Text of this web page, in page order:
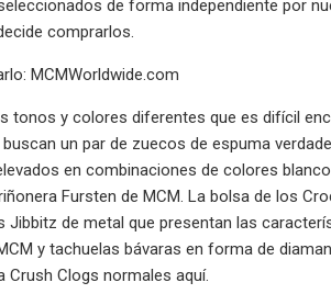
de forma independiente por
comprarlos.
MCMWorldwide.com
tonos y colores diferentes que es difícil
un par de zuecos de espuma
en combinaciones de colores
Fursten de MCM. La bolsa de los
Jibbitz de metal que presentan las
y tachuelas bávaras en forma de
Clogs normales aquí.